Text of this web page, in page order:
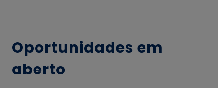
Oportunidades em
aberto